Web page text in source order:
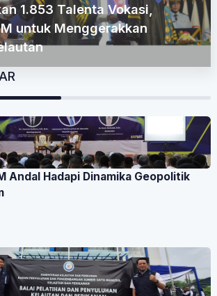
1.853 Talenta Vokasi,
untuk Menggerakkan
Andal Hadapi Dinamika Geopolitik